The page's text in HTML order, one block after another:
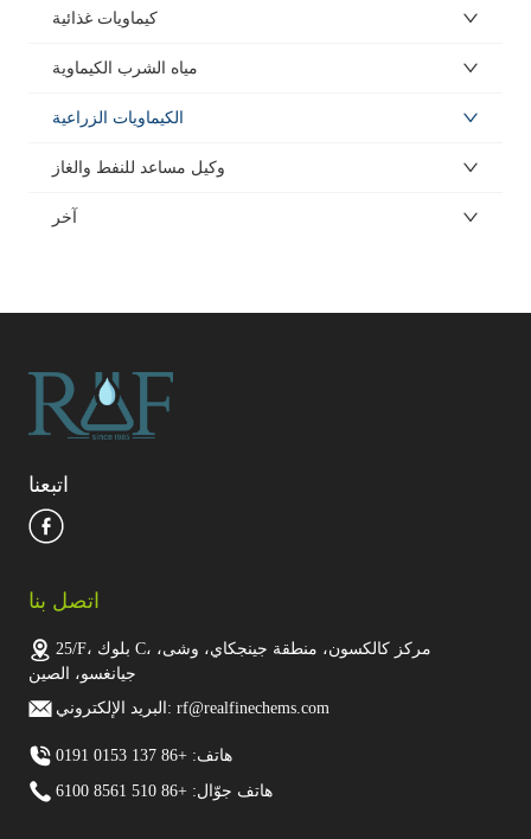
كيماويات غذائية
مياه الشرب الكيماوية
الكيماويات الزراعية
وكيل مساعد للنفط والغاز
آخر
اتبعنا
اتصل بنا
25/F، بلوك C، مركز كالكسون، منطقة جينجكاي، وشى،
جيانغسو، الصين
البريد الإلكتروني: rf@realfinechems.com
هاتف: +86 137 0153 0191
هاتف جوّال: +86 510 8561 6100